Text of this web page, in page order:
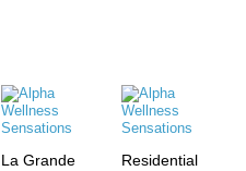
La Grande
Residential